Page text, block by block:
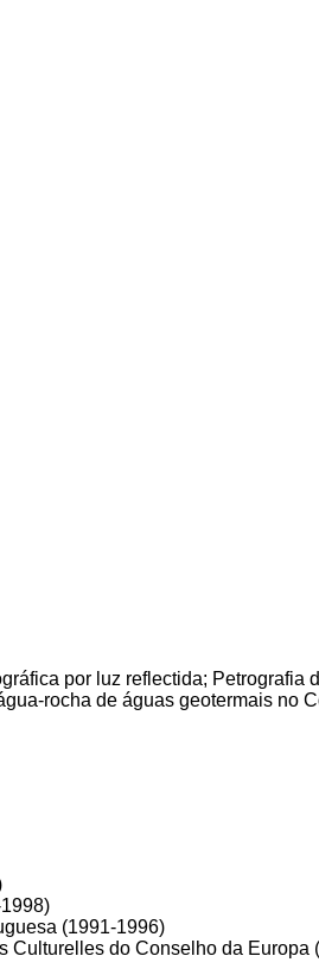
por luz reflectida;
rocha de águas geotermais no
(1991-1996)
Culturelles do Conselho da Europa